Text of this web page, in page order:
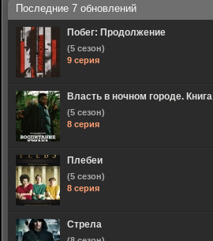
Побег: Продолжение
(5 сезон)
9 серия
Власть в ночном городе.
(5 сезон)
8 серия
Плебеи
(5 сезон)
8 серия
Стрела